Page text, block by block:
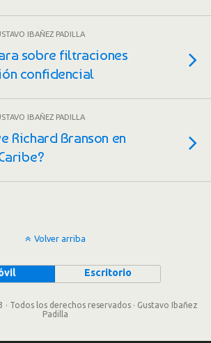
IBAÑEZ PADILLA
sobre filtraciones
confidencial
IBAÑEZ PADILLA
Richard Branson en
Volver arriba
Escritorio
Todos los derechos reservados · Gustavo Ibañez
Padilla